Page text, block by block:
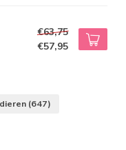
€63,75
€57,95
(647)